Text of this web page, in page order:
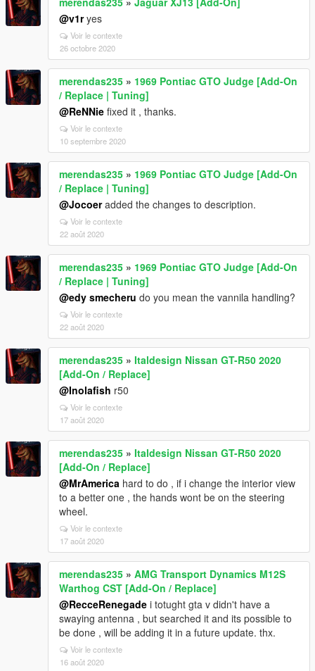
@v1ryes
Voir le contexte
26 octobre 2020
merendas235 » 1969 Pontiac GTO Judge [Add-On
/ Replace | Tuning]
@ReNNie fixed it , thanks.
Voir le contexte
10 septembre 2020
merendas235 » 1969 Pontiac GTO Judge [Add-On
/ Replace | Tuning]
@Jocoeradded the changes to description.
Voir le contexte
22 août 2020
merendas235 » 1969 Pontiac GTO Judge [Add-On
/ Replace | Tuning]
@edy smecheru do you mean the vannila handling?
Voir le contexte
22 août 2020
merendas235 » Italdesign Nissan GT-R50 2020
[Add-On / Replace]
@Inolafish r50
Voir le contexte
17 août 2020
merendas235 » Italdesign Nissan GT-R50 2020
[Add-On / Replace]
@MrAmerica hard to do , if i change the interior view
to a better one , the hands wont be on the steering
wheel.
Voir le contexte
17 août 2020
merendas235 » AMG Transport Dynamics M12S
Warthog CST [Add-On / Replace]
@RecceRenegade i totught gta v didn't have a
swaying antenna , but searched it and its possible to
be done , will be adding it in a future update. thx.
Voir le contexte
16 août 2020